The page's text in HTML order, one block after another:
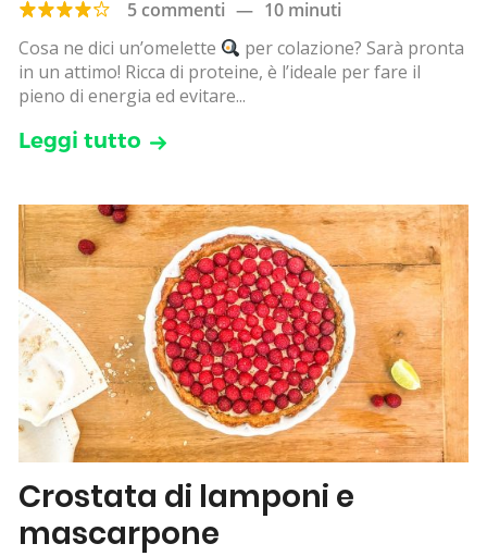
5 commenti — 10 minuti
Cosa ne dici un’omelette
per colazione? Sarà pronta
in un attimo! Ricca di proteine, è l’ideale per fare il
pieno di energia ed evitare...
Leggi tutto
Crostata di lamponi e
mascarpone